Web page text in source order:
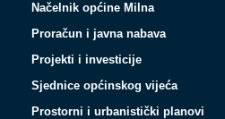
Načelnik općine Milna
Proračun i javna nabava
Projekti i investicije
Sjednice općinskog vijeća
Prostorni i urbanistički planovi